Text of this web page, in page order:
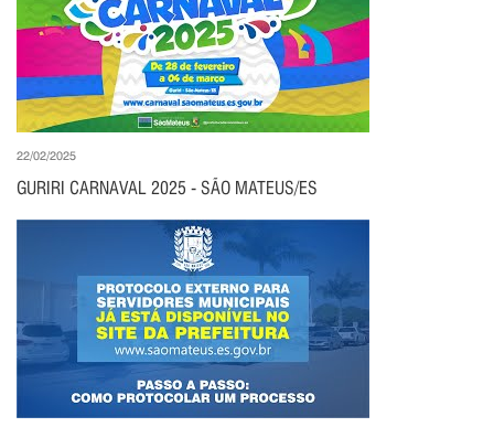
22/02/2025
GURIRI CARNAVAL 2025 - SÃO MATEUS/ES